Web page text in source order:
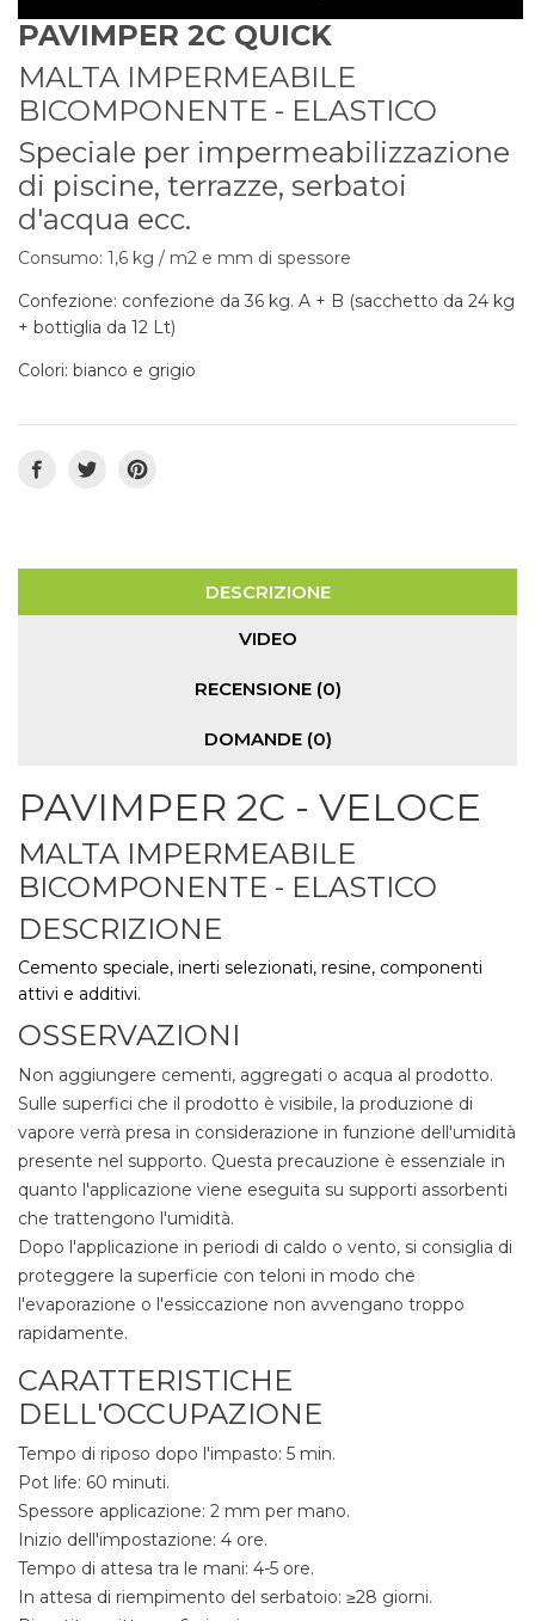
PAVIMPER 2C QUICK
MALTA IMPERMEABILE
BICOMPONENTE - ELASTICO
Speciale per impermeabilizzazione
di piscine, terrazze, serbatoi
d'acqua ecc.
Consumo: 1,6 kg / m2 e mm di spessore
Confezione: confezione da 36 kg. A + B (sacchetto da 24 kg
+ bottiglia da 12 Lt)
Colori: bianco e grigio
DESCRIZIONE
VIDEO
RECENSIONE (0)
DOMANDE (0)
PAVIMPER 2C - VELOCE
MALTA IMPERMEABILE
BICOMPONENTE - ELASTICO
DESCRIZIONE
Cemento speciale, inerti selezionati, resine, componenti
attivi e additivi.
OSSERVAZIONI
Non aggiungere cementi, aggregati o acqua al prodotto.
Sulle superfici che il prodotto è visibile, la produzione di
vapore verrà presa in considerazione in funzione dell'umidità
presente nel supporto. Questa precauzione è essenziale in
quanto l'applicazione viene eseguita su supporti assorbenti
che trattengono l'umidità.
Dopo l'applicazione in periodi di caldo o vento, si consiglia di
proteggere la superficie con teloni in modo che
l'evaporazione o l'essiccazione non avvengano troppo
rapidamente.
CARATTERISTICHE
DELL'OCCUPAZIONE
Tempo di riposo dopo l'impasto: 5 min.
Pot life: 60 minuti.
Spessore applicazione: 2 mm per mano.
Inizio dell'impostazione: 4 ore.
Tempo di attesa tra le mani: 4-5 ore.
In attesa di riempimento del serbatoio: ≥28 giorni.